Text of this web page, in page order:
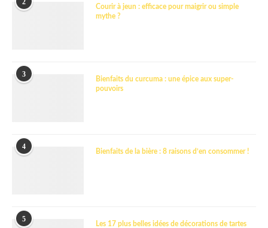
2
Courir à jeun : efficace pour maigrir ou simple
mythe ?
3
Bienfaits du curcuma : une épice aux super-
pouvoirs
4
Bienfaits de la bière : 8 raisons d’en consommer !
5
Les 17 plus belles idées de décorations de tartes